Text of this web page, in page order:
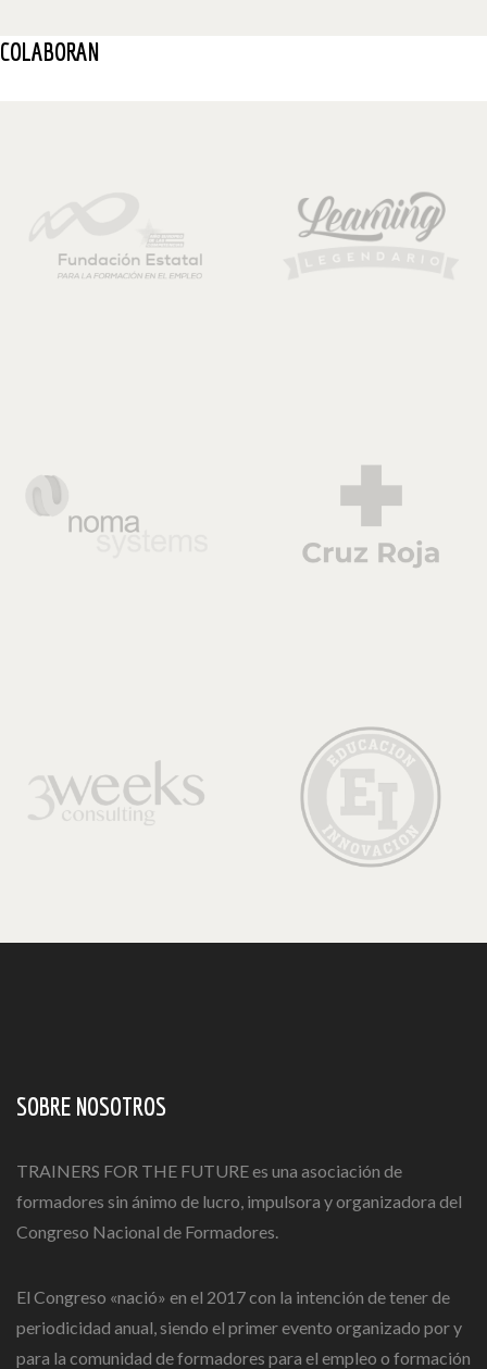
COLABORAN
SOBRE NOSOTROS
TRAINERS FOR THE FUTURE es una asociación de
formadores sin ánimo de lucro, impulsora y organizadora del
Congreso Nacional de Formadores.
El Congreso «nació» en el 2017 con la intención de tener de
periodicidad anual, siendo el primer evento organizado por y
para la comunidad de formadores para el empleo o formación